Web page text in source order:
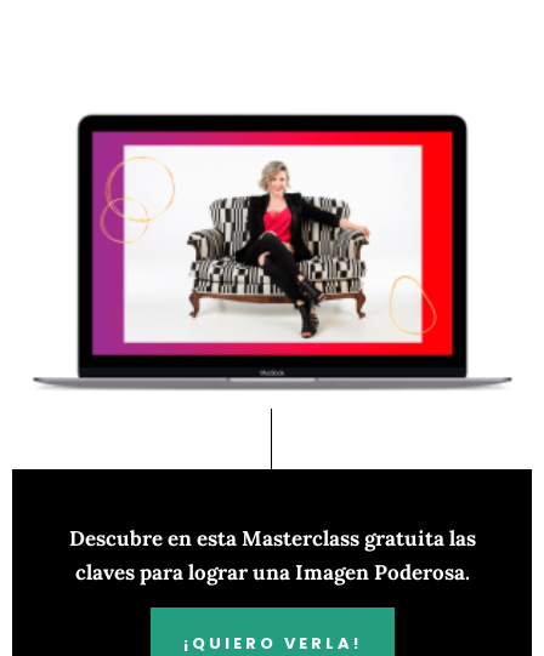
Descubre en esta Masterclass gratuita las
claves para lograr una Imagen Poderosa.
¡QUIERO VERLA!